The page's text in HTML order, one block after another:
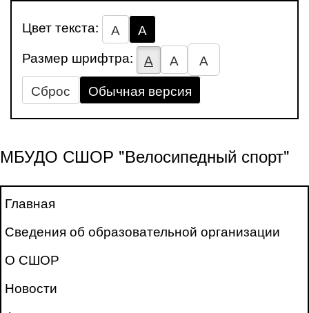
Цвет текста: А
А
Размер шрифтра:
А А
А
Сброс
Обычная версия
МБУДО СШОР "Велосипедный спорт"
Главная
Сведения об образовательной организации
О СШОР
Новости